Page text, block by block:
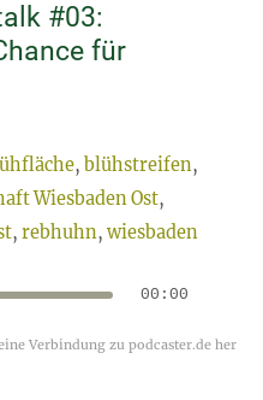
#03:
für
, blühstreifen,
Wiesbaden Ost,
,rebhuhn,wiesbaden
00:00